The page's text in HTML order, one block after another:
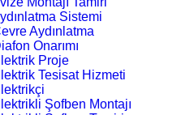
Sistemi
Aydınlatma
Onarımı
Proje
Tesisat Hizmeti
Şofben Montajı